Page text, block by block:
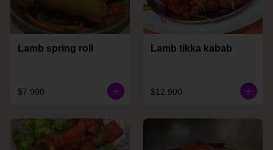
Lamb spring roll
$7.900
Lamb tikka kabab
$12.900